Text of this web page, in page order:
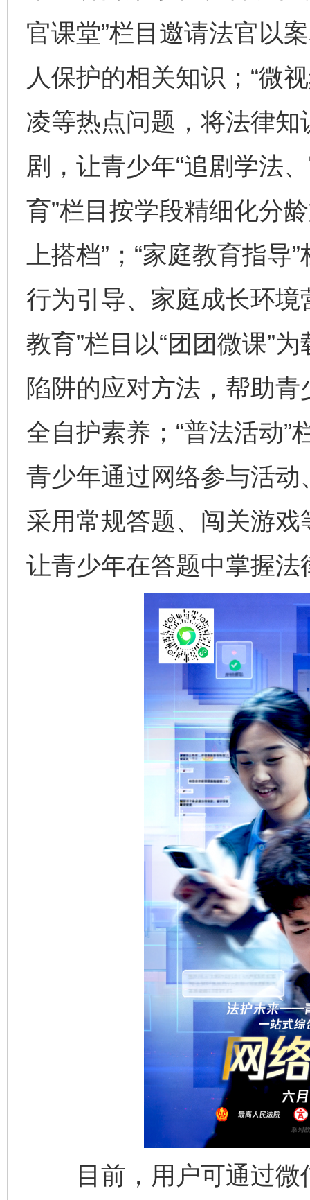
官课堂”栏目邀请法官以
人保护的相关知识；“微
凌等热点问题，将法律
剧，让青少年“追剧学法
育”栏目按学段精细化分
上搭档”；“家庭教育指
行为引导、家庭成长环境
教育”栏目以“团团微课”
陷阱的应对方法，帮助
全自护素养；“普法活动
青少年通过网络参与活动
采用常规答题、闯关游
让青少年在答题中掌握法
目前，用户可通过微
一纸欠
东山县通报“牛蛙产品抗生素超标问题” 法